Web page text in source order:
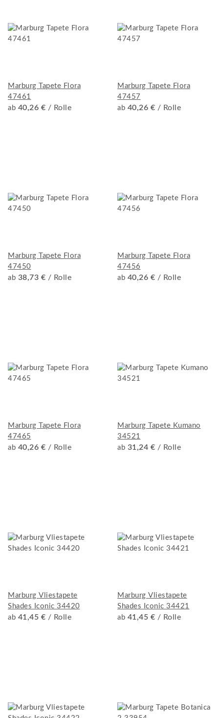
Marburg Tapete Flora
47461
ab 40,26 € / Rolle
Marburg Tapete Flora
47457
ab 40,26 € / Rolle
Marburg Tapete Flora
47450
ab 38,73 € / Rolle
Marburg Tapete Flora
47456
ab 40,26 € / Rolle
Marburg Tapete Flora
47465
ab 40,26 € / Rolle
Marburg Tapete Kumano
34521
ab 31,24 € / Rolle
Marburg Vliestapete
Shades Iconic 34420
ab 41,45 € / Rolle
Marburg Vliestapete
Shades Iconic 34421
ab 41,45 € / Rolle